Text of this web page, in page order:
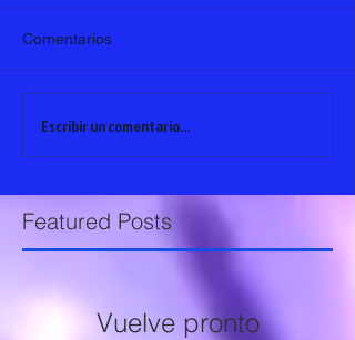
Comentarios
Escribir un comentario...
Featured Posts
Vuelve pronto